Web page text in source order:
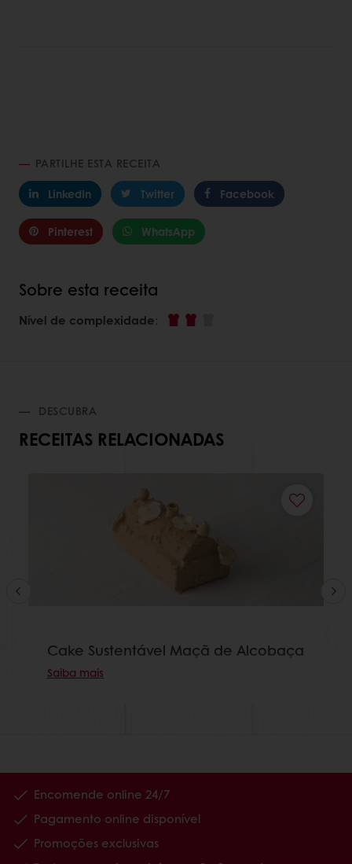
PARTILHE ESTA RECEITA
LinkedIn
Twitter Facebook
Pinterest WhatsApp
Sobre esta receita
Nível de complexidade:
DESCUBRA
RECEITAS RELACIONADAS
Cake Sustentável Maçã de Alcobaça
Saiba mais
Encomende online 24/7
Pagamento online disponível
Promoções exclusivas